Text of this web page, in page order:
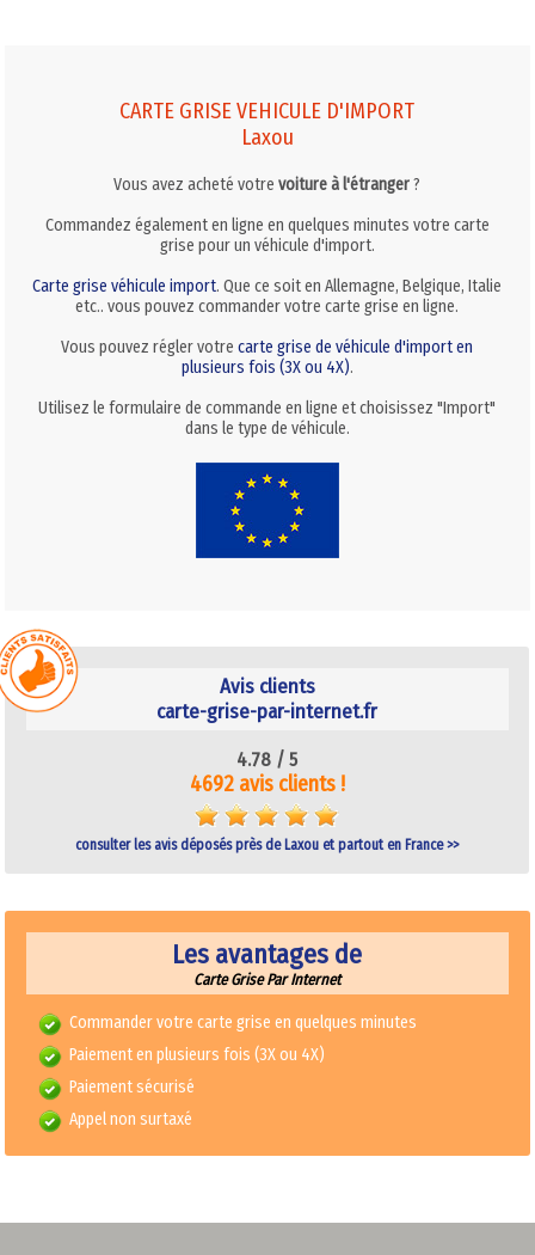
CARTE GRISE VEHICULE D'IMPORT
Laxou
Vous avez acheté votrevoiture à l'étranger?
Commandez également en ligne en quelques minutes votre carte
grise pour un véhicule d'import.
Carte grise véhicule import. Que ce soit en Allemagne, Belgique, Italie
etc.. vous pouvez commander votre carte grise en ligne.
Vous pouvez régler votrecarte grise de véhicule d'import en
plusieurs fois (3X ou 4X).
Utilisez le formulaire de commande en ligne et choisissez "Import"
dans le type de véhicule.
Avis clients
carte-grise-par-internet.fr
4.78 /5
4692 avis clients !
consulter les avis déposés près de Laxou et partout en France >>
Les avantages de
Carte Grise Par Internet
Commander votre carte grise en quelques minutes
Paiement en plusieurs fois (3X ou 4X)
Paiement sécurisé
Appel non surtaxé